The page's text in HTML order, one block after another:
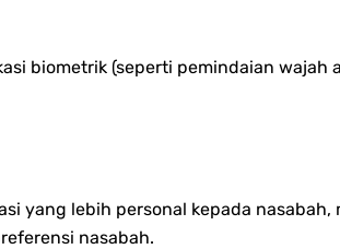
biometrik (seperti pemindaian wajah
yang lebih personal kepada
nasabah.